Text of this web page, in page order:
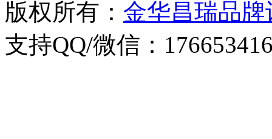
版权所有： 金华昌瑞品
支持QQ/微信：